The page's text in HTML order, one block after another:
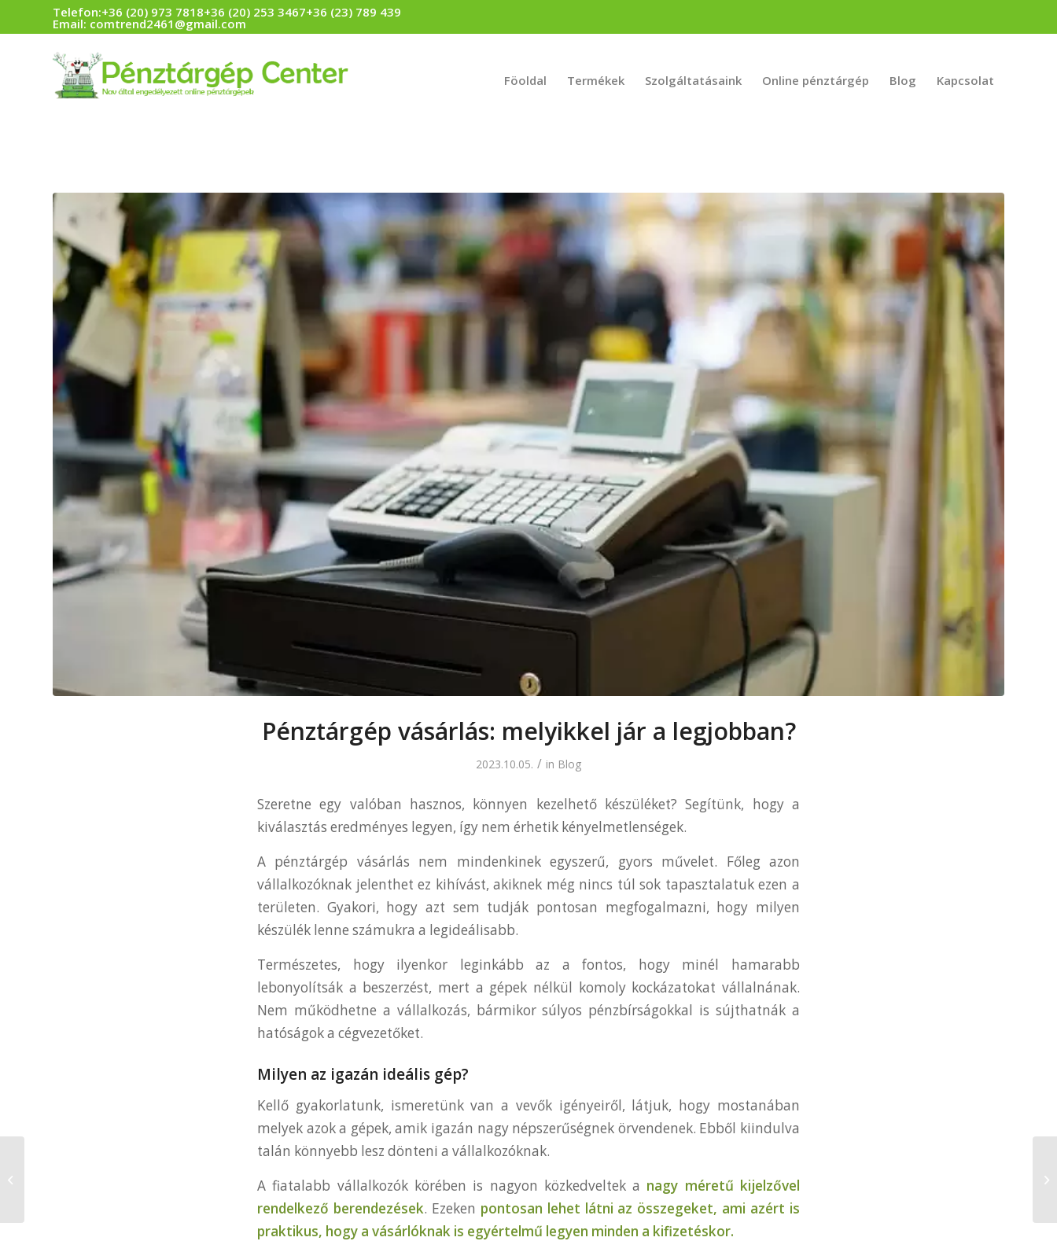
Telefon:+36 (20) 973 7818+36 (20) 253 3467+36 (23) 789 439
Email: comtrend2461@gmail.com
Föoldal Termékek Szolgáltatásaink Online pénztárgép Blog Kapcsolat
Pénztárgép vásárlás: melyikkel jár a legjobban?
2023.10.05. / in Blog
Szeretne egy valóban hasznos, könnyen kezelhető készüléket? Segítünk, hogy a
kiválasztás eredményes legyen, így nem érhetik kényelmetlenségek.
A pénztárgép vásárlás nem mindenkinek egyszerű, gyors művelet. Főleg azon
vállalkozóknak jelenthet ez kihívást, akiknek még nincs túl sok tapasztalatuk ezen a
területen. Gyakori, hogy azt sem tudják pontosan megfogalmazni, hogy milyen
készülék lenne számukra a legideálisabb.
Természetes, hogy ilyenkor leginkább az a fontos, hogy minél hamarabb
lebonyolítsák a beszerzést, mert a gépek nélkül komoly kockázatokat vállalnának.
Nem működhetne a vállalkozás, bármikor súlyos pénzbírságokkal is sújthatnák a
hatóságok a cégvezetőket.
Milyen az igazán ideális gép?
Kellő gyakorlatunk, ismeretünk van a vevők igényeiről, látjuk, hogy mostanában
melyek azok a gépek, amik igazán nagy népszerűségnek örvendenek. Ebből kiindulva
talán könnyebb lesz dönteni a vállalkozóknak.
A fiatalabb vállalkozók körében is nagyon közkedveltek a nagy méretű kijelzővel
rendelkező berendezések. Ezeken pontosan lehet látni az összegeket, ami azért is
praktikus, hogy a vásárlóknak is egyértelmű legyen minden a kifizetéskor.